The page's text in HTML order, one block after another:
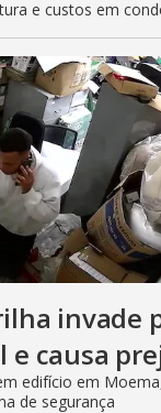
e custos em
invade
e causa
edifício em
de segurança